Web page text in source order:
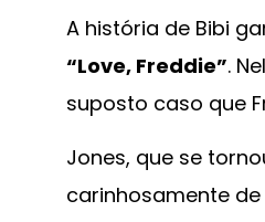
A história de Bibi
“Love, Freddie”.
suposto caso que
Jones, que se
carinhosamente de